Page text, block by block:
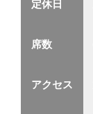
定休日
席数
アクセス